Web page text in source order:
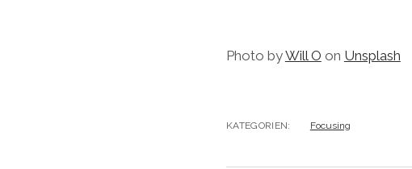
Photo byWill O on Unsplash
KATEGORIEN: Focusing